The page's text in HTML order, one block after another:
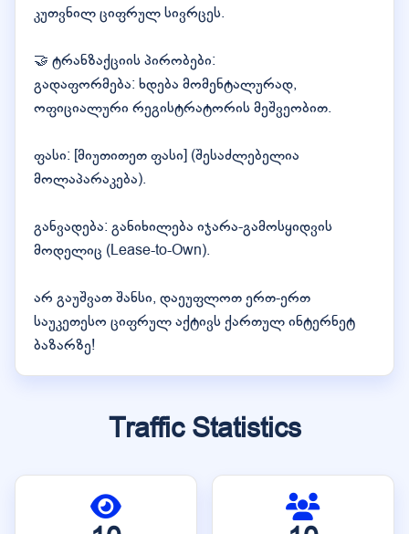
კუთვნილ ციფრულ სივრცეს.
🤝 ტრანზაქციის პირობები:
გადაფორმება: ხდება მომენტალურად,
ოფიციალური რეგისტრატორის მეშვეობით.
ფასი: [მიუთითეთ ფასი] (შესაძლებელია
მოლაპარაკება).
განვადება: განიხილება იჯარა-გამოსყიდვის
მოდელიც (Lease-to-Own).
არ გაუშვათ შანსი, დაეუფლოთ ერთ-ერთ
საუკეთესო ციფრულ აქტივს ქართულ ინტერნეტ
ბაზარზე!
Traffic Statistics